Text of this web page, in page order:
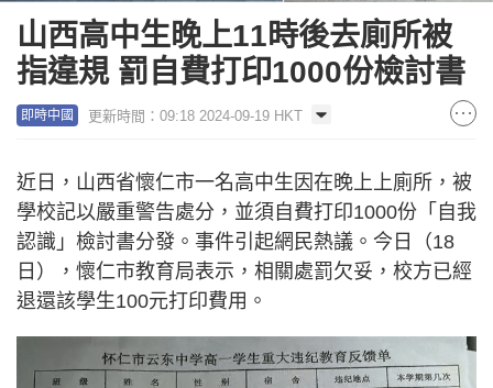
山西高中生晚上11時後去廁所被
指違規 罰自費打印1000份檢討書
即時中國 更新時間：09:18 2024-09-19 HKT
近日，山西省懷仁市一名高中生因在晚上上廁所，被
學校記以嚴重警告處分，並須自費打印1000份「自我
認識」檢討書分發。事件引起網民熱議。今日（18
日），懷仁市教育局表示，相關處罰欠妥，校方已經
退還該學生100元打印費用。